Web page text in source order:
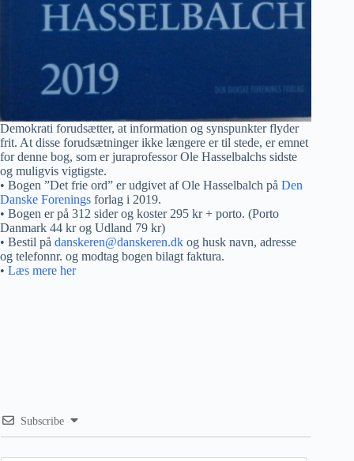
Demokrati forudsætter, at information og synspunkter flyder
frit. At disse forudsætninger ikke længere er til stede, er emnet
for denne bog, som er juraprofessor Ole Hasselbalchs sidste
og muligvis vigtigste.
• Bogen ”Det frie ord” er udgivet af Ole Hasselbalch på Den
Danske Forenings forlag i 2019.
• Bogen er på 312 sider og koster 295 kr + porto. (Porto
Danmark 44 kr og Udland 79 kr)
• Bestil på danskeren@danskeren.dk og husk navn, adresse
og telefonnr. og modtag bogen bilagt faktura.
• Læs mere her
Subscribe